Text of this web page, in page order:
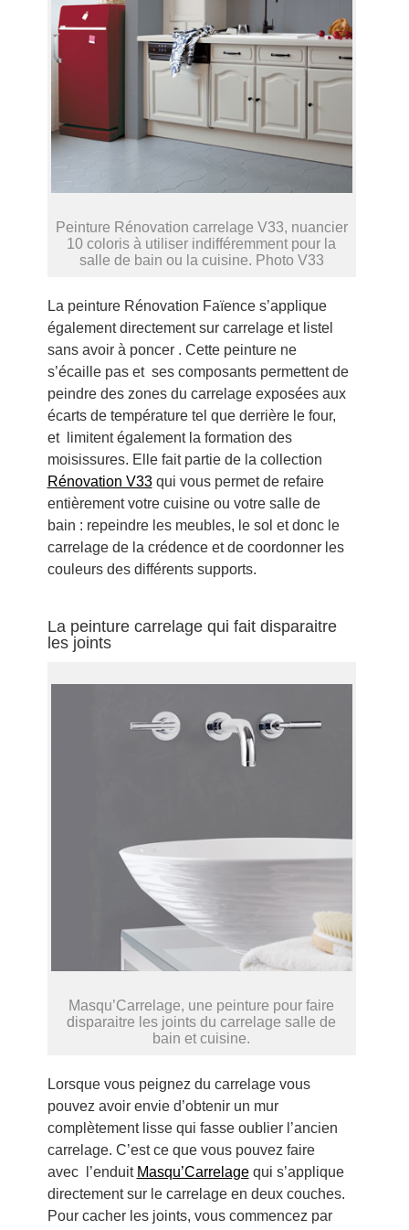
Peinture Rénovation carrelage V33, nuancier
10 coloris à utiliser indifféremment pour la
salle de bain ou la cuisine. Photo V33
La peinture Rénovation Faïence s’applique
également directement sur carrelage et listel
sans avoir à poncer . Cette peinture ne
s’écaille pas et ses composants permettent de
peindre des zones du carrelage exposées aux
écarts de température tel que derrière le four,
et limitent également la formation des
moisissures. Elle fait partie de la collection
Rénovation V33qui vous permet de refaire
entièrement votre cuisine ou votre salle de
bain : repeindre les meubles, le sol et donc le
carrelage de la crédence et de coordonner les
couleurs des différents supports.
La peinture carrelage qui fait disparaitre
les joints
Masqu’Carrelage, une peinture pour faire
disparaitre les joints du carrelage salle de
bain et cuisine.
Lorsque vous peignez du carrelage vous
pouvez avoir envie d’obtenir un mur
complètement lisse qui fasse oublier l’ancien
carrelage. C’est ce que vous pouvez faire
avec l’enduit Masqu’Carrelagequi s’applique
directement sur le carrelage en deux couches.
Pour cacher les joints, vous commencez par